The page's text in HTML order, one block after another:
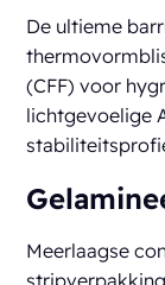
De ultieme
(CFF) voor
lichtgevoelige
Meerlaagse